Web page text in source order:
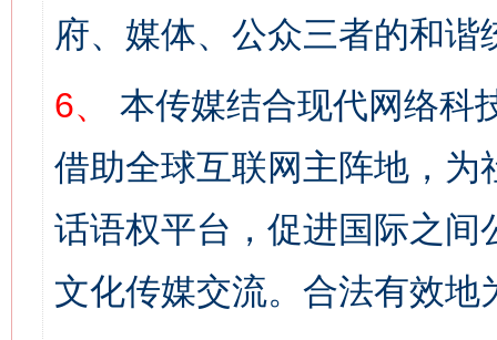
府、媒体、公众三者的和谐
6、
本传媒结合现代网络科
借助全球互联网主阵地，
话语权平台，促进国际之
文化传媒交流。合法有效地